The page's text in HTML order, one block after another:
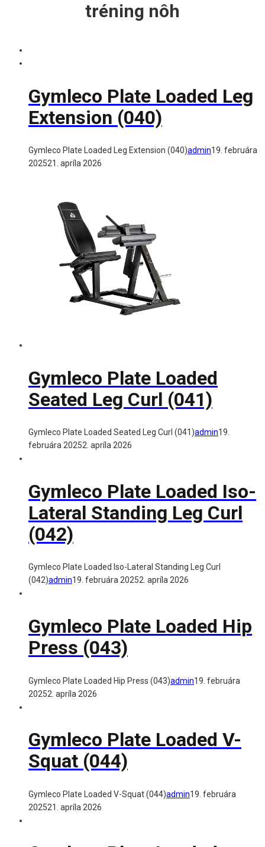
tréning nôh
Gymleco Plate Loaded Leg
Extension (040)
Gymleco Plate Loaded Leg Extension (040)admin19. februára
202521. apríla 2026
Gymleco Plate Loaded
Seated Leg Curl (041)
Gymleco Plate Loaded Seated Leg Curl (041)admin19.
februára 20252. apríla 2026
Gymleco Plate Loaded Iso-
Lateral Standing Leg Curl
(042)
Gymleco Plate Loaded Iso-Lateral Standing Leg Curl
(042)admin19. februára 20252. apríla 2026
Gymleco Plate Loaded Hip
Press (043)
Gymleco Plate Loaded Hip Press (043)admin19. februára
20252. apríla 2026
Gymleco Plate Loaded V-
Squat (044)
Gymleco Plate Loaded V-Squat (044)admin19. februára
202521. apríla 2026